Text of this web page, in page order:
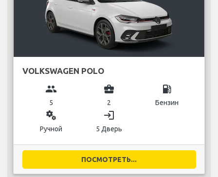
VOLKSWAGEN POLO
group
5
business_center
2
local_gas_station
Бензин
miscellaneous_services
Ручной
login
5 Дверь
ПОСМОТРЕТЬ...